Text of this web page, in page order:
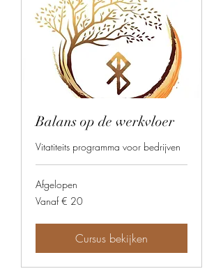
Balans op de werkvloer
Vitatiteits programma voor bedrijven
Afgelopen
Vanaf
20
Vanaf € 20
Cursus bekijken